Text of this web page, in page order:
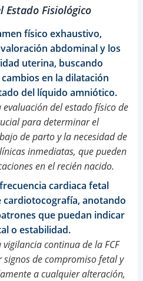
Estado Fisiológico
físico exhaustivo,
abdominal y los
uterina, buscando
en la dilatación
del líquido amniótico.
del estado físico de
para determinar el
de parto y la necesidad de
inmediatas, que pueden
en el recién nacido.
cardiaca fetal
cardiotocografía, anotando
que puedan indicar
o estabilidad.
continua de la FCF
de compromiso fetal y
a cualquier alteración,